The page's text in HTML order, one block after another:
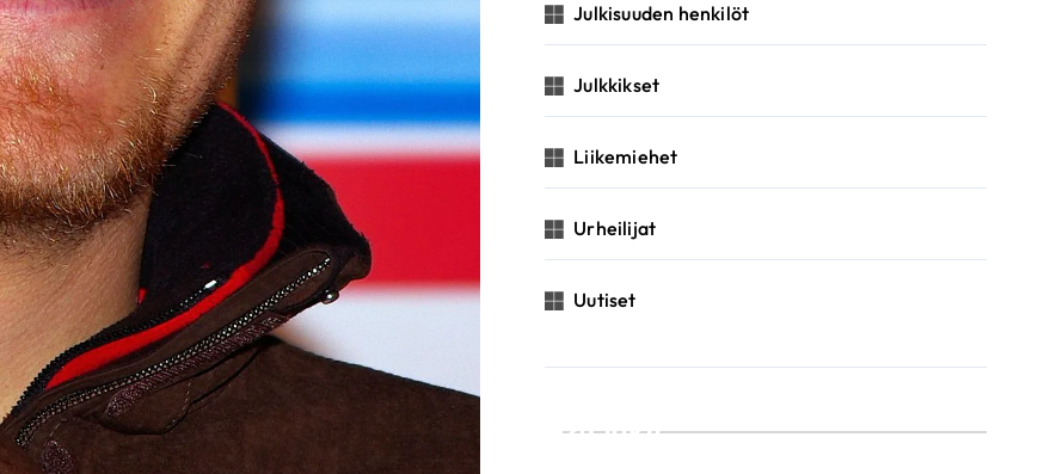
Julkisuuden henkilöt
Julkkikset
Liikemiehet
Urheilijat
Uutiset
Linkit